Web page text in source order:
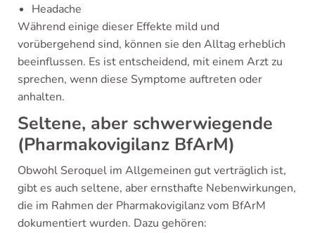
Headache
Während einige dieser Effekte mild und
vorübergehend sind, können sie den Alltag erheblich
beeinflussen. Es ist entscheidend, mit einem Arzt zu
sprechen, wenn diese Symptome auftreten oder
anhalten.
Seltene, aber schwerwiegende
(Pharmakovigilanz BfArM)
Obwohl Seroquel im Allgemeinen gut verträglich ist,
gibt es auch seltene, aber ernsthafte Nebenwirkungen,
die im Rahmen der Pharmakovigilanz vom BfArM
dokumentiert wurden. Dazu gehören: